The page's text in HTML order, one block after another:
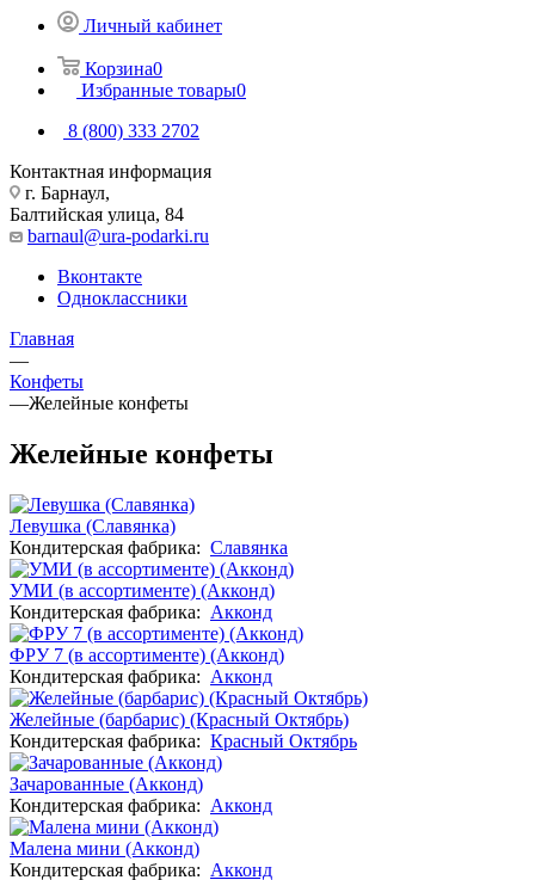
Личный кабинет
Корзина0
Избранные товары0
8 (800) 333 2702
Контактная информация
г. Барнаул,
Балтийская улица, 84
barnaul@ura-podarki.ru
Вконтакте
Одноклассники
Главная
—
Конфеты
—Желейные конфеты
Желейные конфеты
Левушка (Славянка)
Кондитерская фабрика: Славянка
УМИ (в ассортименте) (Акконд)
Кондитерская фабрика: Акконд
ФРУ 7 (в ассортименте) (Акконд)
Кондитерская фабрика: Акконд
Желейные (барбарис) (Красный Октябрь)
Кондитерская фабрика: Красный Октябрь
Зачарованные (Акконд)
Кондитерская фабрика: Акконд
Малена мини (Акконд)
Кондитерская фабрика: Акконд